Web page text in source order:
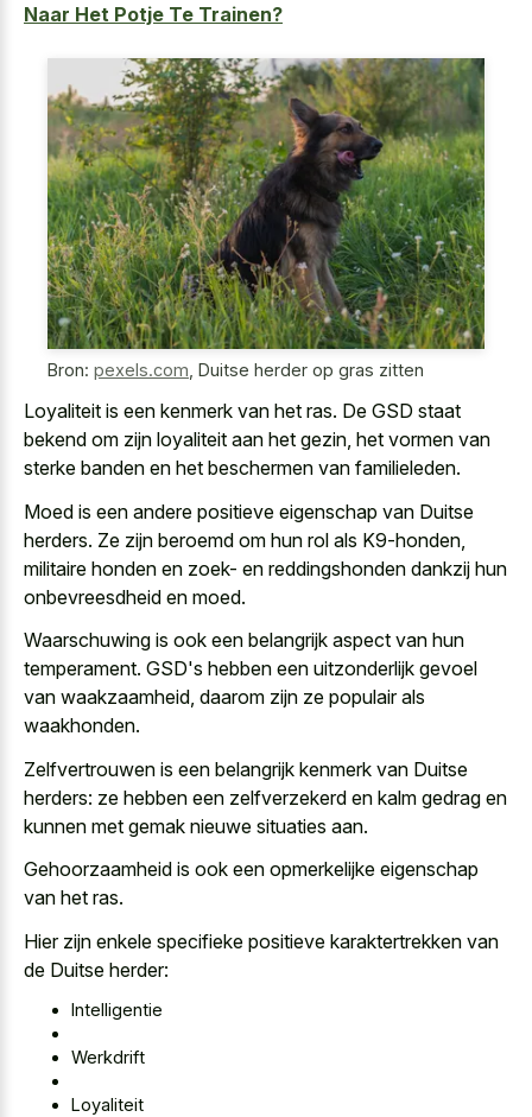
Naar Het Potje Te Trainen?
Bron: pexels.com Duitse herder op gras zitten
Loyaliteit is een kenmerk van het ras. De GSD staat
bekend om zijn loyaliteit aan het gezin, het vormen van
sterke banden en het beschermen van familieleden.
Moed is een andere positieve eigenschap van Duitse
herders. Ze zijn beroemd om hun rol als K9-honden,
militaire honden en zoek- en reddingshonden dankzij hun
onbevreesdheid en moed.
Waarschuwing is ook een belangrijk aspect van hun
temperament. GSD's hebben een uitzonderlijk gevoel
van waakzaamheid, daarom zijn ze populair als
waakhonden.
Zelfvertrouwen is een belangrijk kenmerk van Duitse
herders: ze hebben een zelfverzekerd en kalm gedrag en
kunnen met gemak nieuwe situaties aan.
Gehoorzaamheid is ook een opmerkelijke eigenschap
van het ras.
Hier zijn enkele specifieke positieve karaktertrekken van
de Duitse herder:
Intelligentie
Werkdrift
Loyaliteit